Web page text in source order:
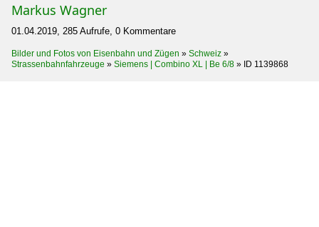
Markus Wagner
01.04.2019, 285 Aufrufe, 0 Kommentare
Bilder und Fotos von Eisenbahn und Zügen » Schweiz »
Strassenbahnfahrzeuge » Siemens | Combino XL | Be 6/8 » ID 1139868